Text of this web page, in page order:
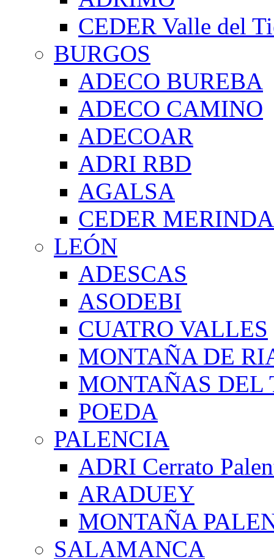
CEDER Valle del
BURGOS
ADECO BUREBA
ADECO CAMINO
ADECOAR
ADRI RBD
AGALSA
CEDER
LEÓN
ADESCAS
ASODEBI
CUATRO VALLES
MONTAÑA DE
MONTAÑAS DEL
POEDA
PALENCIA
ADRI Cerrato
ARADUEY
MONTAÑA
SALAMANCA